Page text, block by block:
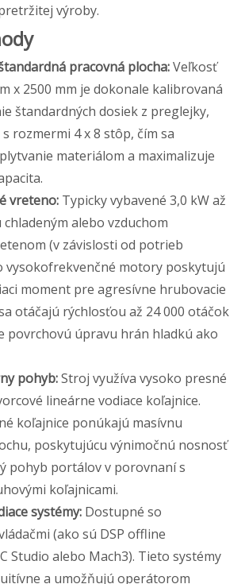
výroby.
pracovná plocha:Veľkosť
x 2500 mm je dokonale kalibrovaná
štandardných dosiek z preglejky,
rozmermi 4 x 8 stôp, čím sa
materiálom a maximalizuje
vreteno: Typicky vybavené 3,0 kW až
chladeným alebo vzduchom
(v závislosti od potrieb
vysokofrekvenčné motory poskytujú
moment pre agresívne hrubovacie
otáčajú rýchlosťou až 24 000 otáčok
povrchovú úpravu hrán hladkú ako
pohyb:Stroj využíva vysoko presné
lineárne vodiace koľajnice.
koľajnice ponúkajú masívnu
poskytujúcu výnimočnú nosnosť
pohyb portálov v porovnaní s
koľajnicami.
systémy: Dostupné so
(ako sú DSP offline
Studio alebo Mach3). Tieto systémy
a umožňujú operátorom